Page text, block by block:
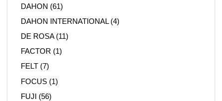
DAHON (61)
DAHON INTERNATIONAL(4)
DE ROSA(11)
FACTOR (1)
FELT (7)
FOCUS (1)
FUJI (56)